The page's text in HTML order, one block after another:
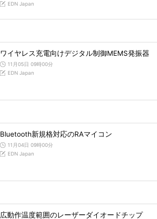
EDN Japan
ワイヤレス充電向けデジタル制御MEMS発振器
11月05日 09時00分
EDN Japan
Bluetooth新規格対応のRAマイコン
11月04日 09時00分
EDN Japan
広動作温度範囲のレーザーダイオードチップ